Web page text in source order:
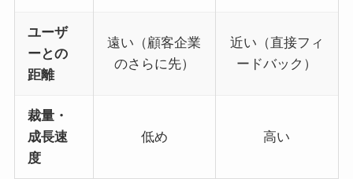
ユーザ
ーとの
距離
遠い（顧客企業
のさらに先）
近い（直接フィ
ードバック）
裁量・
成長速
度
低め 高い